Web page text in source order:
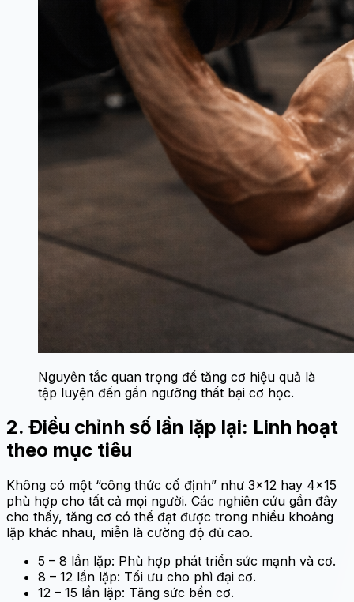
Nguyên tắc quan trọng để tăng cơ hiệu quả là
tập luyện đến gần ngưỡng thất bại cơ học.
2. Điều chỉnh số lần lặp lại: Linh hoạt
theo mục tiêu
Không có một “công thức cố định” như 3×12 hay 4×15
phù hợp cho tất cả mọi người. Các nghiên cứu gần đây
cho thấy, tăng cơ có thể đạt được trong nhiều khoảng
lặp khác nhau, miễn là cường độ đủ cao.
5 – 8 lần lặp: Phù hợp phát triển sức mạnh và cơ.
8 – 12 lần lặp: Tối ưu cho phì đại cơ.
12 – 15 lần lặp: Tăng sức bền cơ.